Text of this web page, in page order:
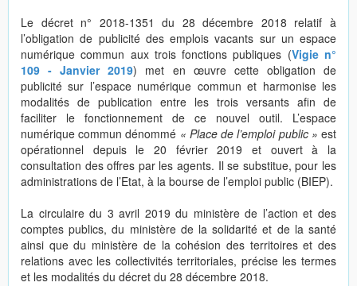
Le décret n° 2018-1351 du 28 décembre 2018 relatif à
l’obligation de publicité des emplois vacants sur un espace
numérique commun aux trois fonctions publiques (Vigie n°
109 - Janvier 2019) met en œuvre cette obligation de
publicité sur l’espace numérique commun et harmonise les
modalités de publication entre les trois versants afin de
faciliter le fonctionnement de ce nouvel outil. L’espace
numérique commun dénommé « Place de l’emploi public »est
opérationnel depuis le 20 février 2019 et ouvert à la
consultation des offres par les agents. Il se substitue, pour les
administrations de l’Etat, à la bourse de l’emploi public (BIEP).
La circulaire du 3 avril 2019 du ministère de l’action et des
comptes publics, du ministère de la solidarité et de la santé
ainsi que du ministère de la cohésion des territoires et des
relations avec les collectivités territoriales, précise les termes
et les modalités du décret du 28 décembre 2018.